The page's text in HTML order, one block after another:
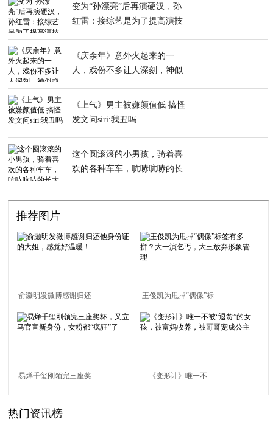
变为“孙漂亮”后再演硬汉，孙
红雷：接综艺是为了提高演技
《庆余年》意外火起来的一
人，戏份不多让人深刻，神似
《上气》男主被嫌颜值低 搞怪
发文问siri:我丑吗
这个圆滚滚的小男孩，骑着喜
欢的各种车车，吭哧吭哧的长
推荐图片
俞灏明发微博感谢归还
他身份证的大姐，感觉
好温暖！
王俊凯为甩掉“偶像”标
签有多拼？大一演乞
丐，大三放弃形象管理
易烊千玺刚领完三座奖
份，女粉都“疯狂”了
《变形计》唯一不
热门资讯榜